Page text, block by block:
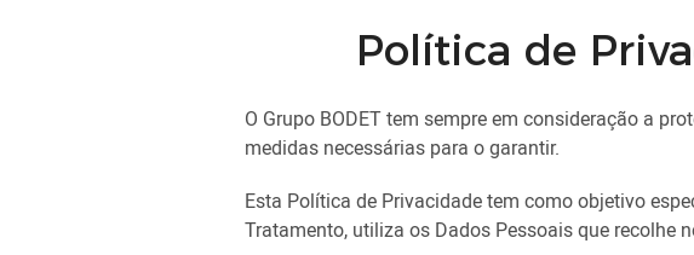
Política de
O Grupo BODET tem sempre em consideração a
medidas necessárias para o garantir.
Esta Política de Privacidade tem como objetivo
Tratamento, utiliza os Dados Pessoais que recolhe